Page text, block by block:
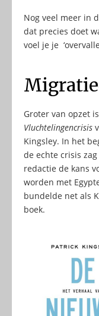
Nog veel meer in
dat precies doet
voel je je
Groter van opzet is
Vluchtelingencrisis
Kingsley. In het
de echte crisis
redactie de kans
worden met
bundelde net als
boek.